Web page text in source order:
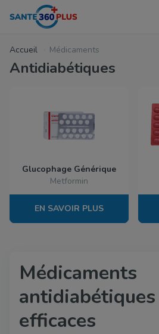
Accueil Médicaments
Antidiabétiques
Glucophage Générique
Metformin
EN SAVOIR PLUS
Médicaments
antidiabétiques
efficaces